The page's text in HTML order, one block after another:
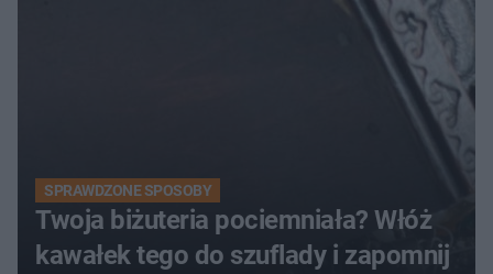
SPRAWDZONE SPOSOBY
Twoja biżuteria pociemniała? Włóż
kawałek tego do szuflady i zapomnij